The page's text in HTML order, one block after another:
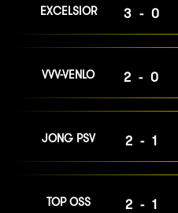
EXCELSIOR 3-0
VVV-VENLO 2-0
JONG PSV 2-1
TOP OSS 2-1